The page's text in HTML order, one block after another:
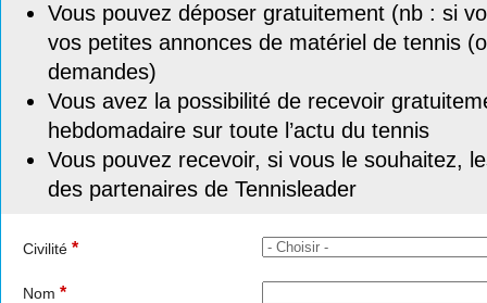
Vous pouvez déposer gratuitement (nb : si
vos petites annonces de matériel de tennis
demandes)
Vous avez la possibilité de recevoir
hebdomadaire sur toute l’actu du tennis
Vous pouvez recevoir, si vous le souhaitez,
des partenaires de Tennisleader
Civilité *
Nom *